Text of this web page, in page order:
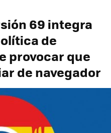
69 integra
de
provocar que
de navegador